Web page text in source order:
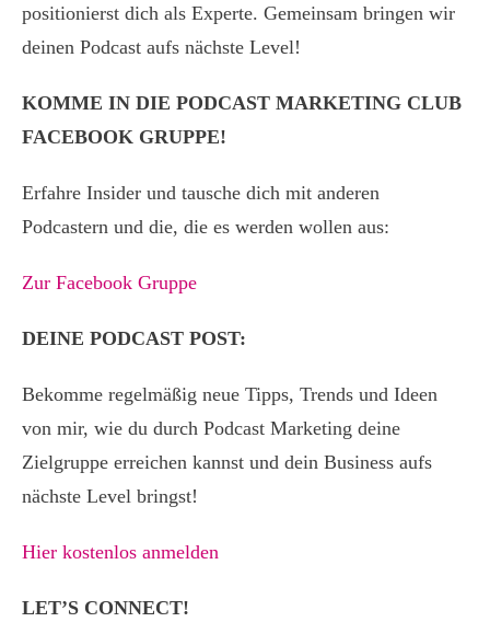
positionierst dich als Experte. Gemeinsam bringen wir
deinen Podcast aufs nächste Level!
KOMME IN DIE PODCAST MARKETING CLUB
FACEBOOK GRUPPE!
Erfahre Insider und tausche dich mit anderen
Podcastern und die, die es werden wollen aus:
Zur Facebook Gruppe
DEINE PODCAST POST:
Bekomme regelmäßig neue Tipps, Trends und Ideen
von mir, wie du durch Podcast Marketing deine
Zielgruppe erreichen kannst und dein Business aufs
nächste Level bringst!
Hier kostenlos anmelden
LET’S CONNECT!